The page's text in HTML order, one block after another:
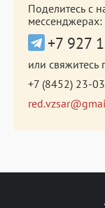
Поделитесь с
мессенджерах:
+7 927
или свяжитесь
+7 (8452) 23-